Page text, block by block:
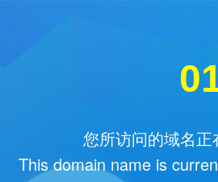
您所访问的域名
This domain name is